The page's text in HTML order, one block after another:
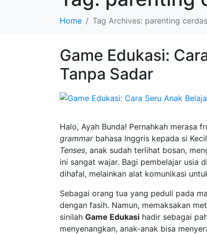
Home Tag Archives: parenting cerdas
Game Edukasi:
Tanpa Sadar
Halo, Ayah Bunda! Pernahkah merasa
grammarbahasa Inggris kepada si
Tenses, anak sudah terlihat bosan,
ini sangat wajar. Bagi pembelajar usia
dihafal, melainkan alat komunikasi
Sebagai orang tua yang peduli pada
dengan fasih. Namun, memaksakan
sinilah Game Edukasi hadir sebagai
menyenangkan, anak-anak bisa